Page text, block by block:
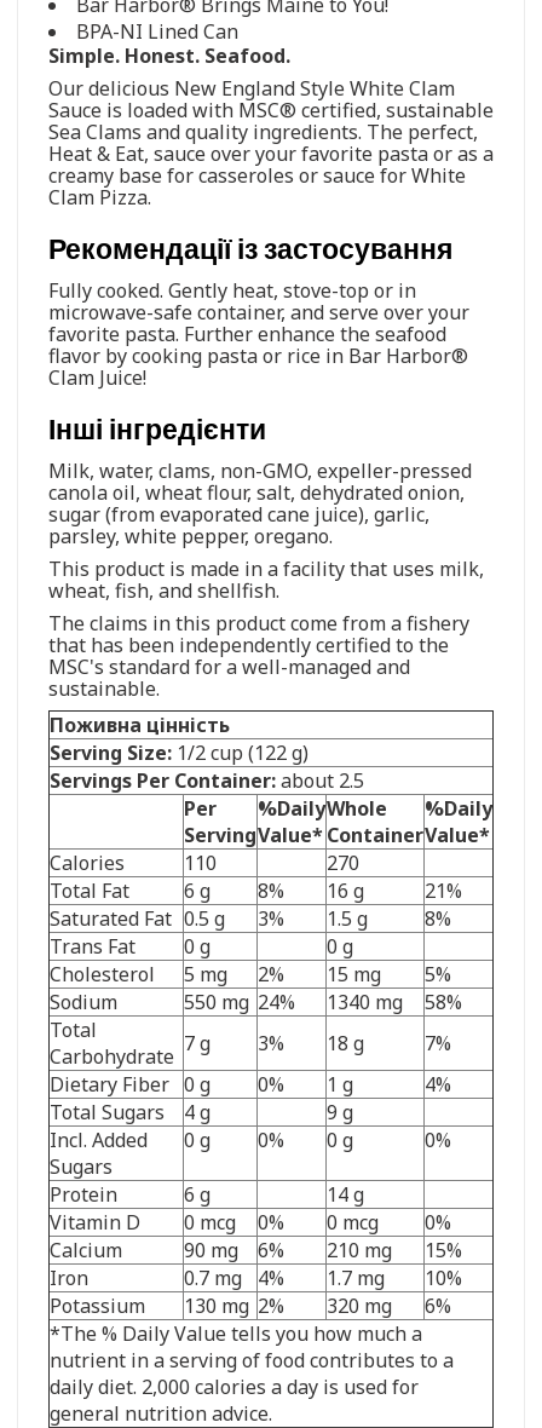
BPA-NI Lined Can
Simple. Honest. Seafood.
Our delicious New England Style White Clam
Sauce is loaded with MSC® certified, sustainable
Sea Clams and quality ingredients. The perfect,
Heat & Eat, sauce over your favorite pasta or as a
creamy base for casseroles or sauce for White
Clam Pizza.
Рекомендації із застосування
Fully cooked. Gently heat, stove-top or in
microwave-safe container, and serve over your
favorite pasta. Further enhance the seafood
flavor by cooking pasta or rice in Bar Harbor®
Clam Juice!
Інші інгредієнти
Milk, water, clams, non-GMO, expeller-pressed
canola oil, wheat flour, salt, dehydrated onion,
sugar (from evaporated cane juice), garlic,
parsley, white pepper, oregano.
This product is made in a facility that uses milk,
wheat, fish, and shellfish.
The claims in this product come from a fishery
that has been independently certified to the
MSC's standard for a well-managed and
sustainable.
Поживна цінність
Serving Size: 1/2 cup (122 g)
Servings Per Container:about 2.5
Per
Serving
%Daily
Value*
Whole
Container
%Daily
Value*
Calories
110
270
Total Fat
6 g 8% 16 g
21%
Saturated Fat 0.5 g 3% 1.5 g
8%
Trans Fat
0 g
0 g
Cholesterol
5 mg 2% 15 mg
5%
Sodium
550 mg 24% 1340 mg
58%
Total
Carbohydrate 7 g 3% 18 g
7%
Dietary Fiber 0 g 0% 1 g
4%
Total Sugars
4 g
9 g
Incl. Added
Sugars
0 g 0% 0 g 0%
Protein 6 g
14 g
Vitamin D
0 mcg 0% 0 mcg
0%
Calcium
90 mg 6% 210 mg
15%
Iron
0.7 mg 4% 1.7 mg
10%
Potassium
130 mg 2% 320 mg
6%
*The % Daily Value tells you how much a
nutrient in a serving of food contributes to a
daily diet. 2,000 calories a day is used for
general nutrition advice.